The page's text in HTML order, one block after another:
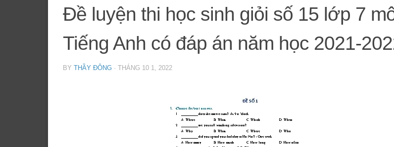
Đề luyện thi học sinh giỏi số 15 lớp 7
Tiếng Anh có đáp án năm học 2021-
BY THẦY ĐÔNG · THÁNG 10 1, 2022